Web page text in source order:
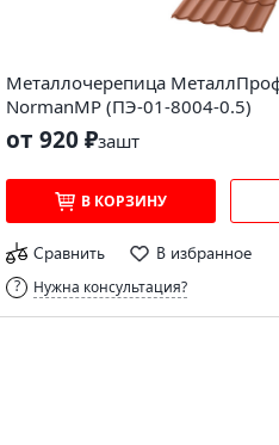
Металлочерепица
NormanMP (ПЭ-01-8004-0.5)
от 920 ₽зашт
В КОРЗИНУ
Сравнить В избранное
Нужна консультация?